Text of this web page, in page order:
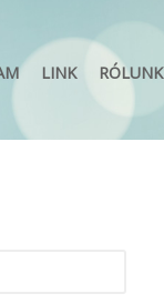
LINK RÓLUNK